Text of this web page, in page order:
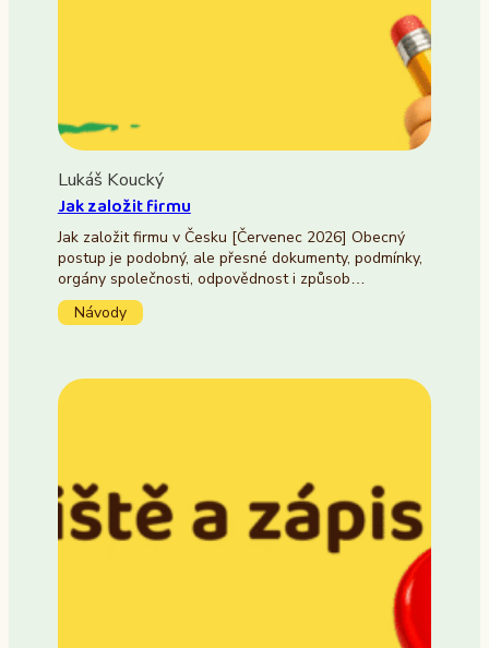
Lukáš Koucký
Jak založit firmu
Jak založit firmu v Česku [Červenec 2026] Obecný
postup je podobný, ale přesné dokumenty, podmínky,
orgány společnosti, odpovědnost i způsob…
Návody